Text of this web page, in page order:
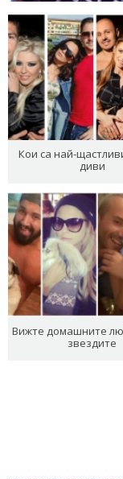
Кои са най-
диви
Вижте домашните
звездите